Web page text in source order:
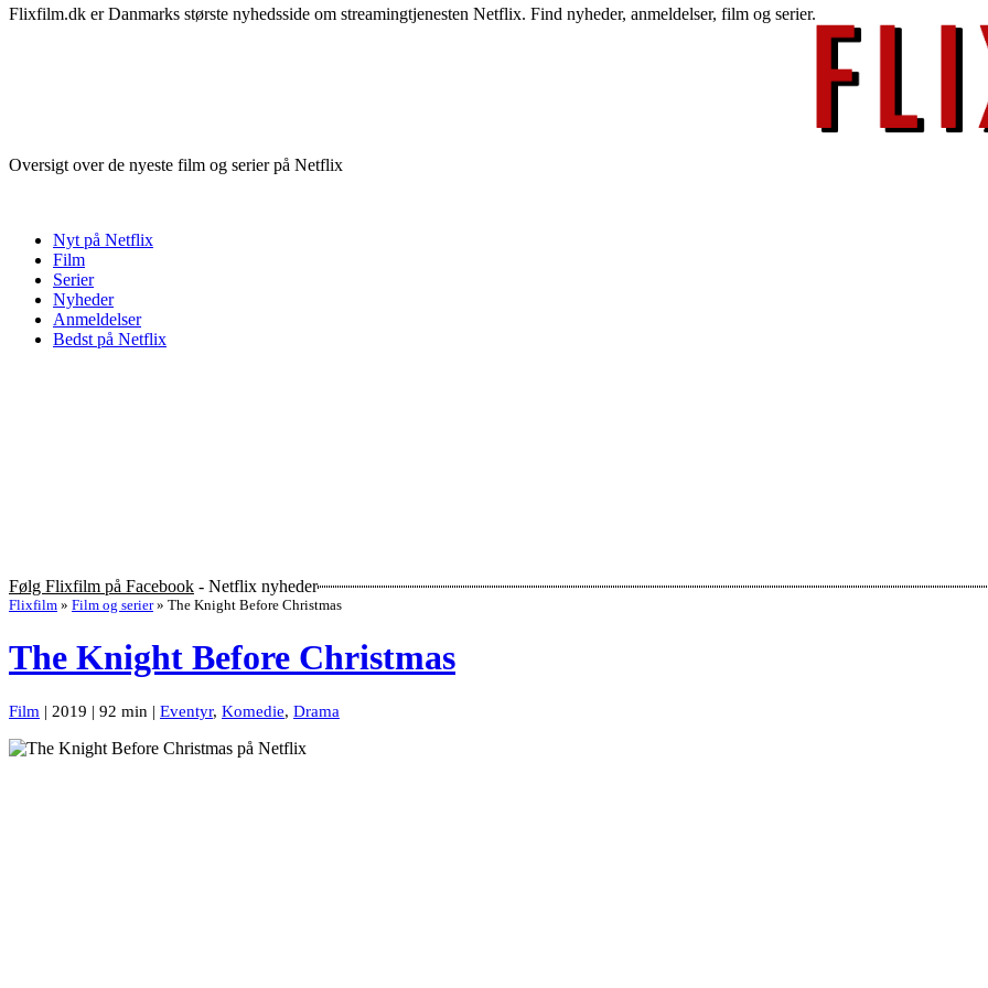
Flixfilm.dk er Danmarks største nyhedsside om streamingtjenesten Netflix. Find nyheder, anmeldelser, film og serier.
Oversigt over de nyeste film og serier på Netflix
Nyt på Netflix
Film
Serier
Nyheder
Anmeldelser
Bedst på Netflix
Følg Flixfilm på Facebook - Netflix nyheder
Flixfilm » Film og serier » The Knight Before Christmas
The Knight Before Christmas
Film | 2019 | 92 min | Eventyr, Komedie, Drama